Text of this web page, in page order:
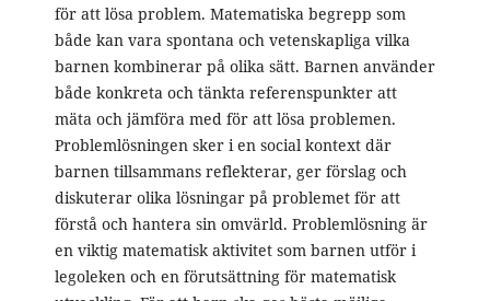
för att lösa problem. Matematiska begrepp som
både kan vara spontana och vetenskapliga vilka
barnen kombinerar på olika sätt. Barnen använder
både konkreta och tänkta referenspunkter att
mäta och jämföra med för att lösa problemen.
Problemlösningen sker i en social kontext där
barnen tillsammans reflekterar, ger förslag och
diskuterar olika lösningar på problemet för att
förstå och hantera sin omvärld. Problemlösning är
en viktig matematisk aktivitet som barnen utför i
legoleken och en förutsättning för matematisk